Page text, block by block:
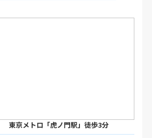
東京メトロ「虎ノ門駅」徒歩3分